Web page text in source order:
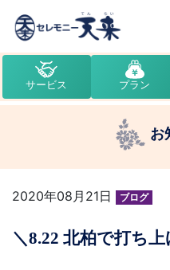
サービス プラン
お
2020年08月21日 ブログ
＼8.22 北柏で打ち